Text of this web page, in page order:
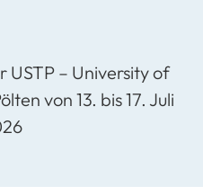
USTP – University of
von 13. bis 17. Juli